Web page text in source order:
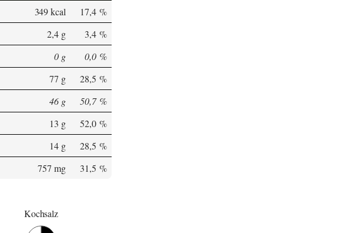
349 kcal
17,4 %
2,4 g
3,4 %
0 g
0,0 %
77 g
28,5 %
46 g
50,7 %
13 g
52,0 %
14 g
28,5 %
757 mg
31,5 %
Kochsalz